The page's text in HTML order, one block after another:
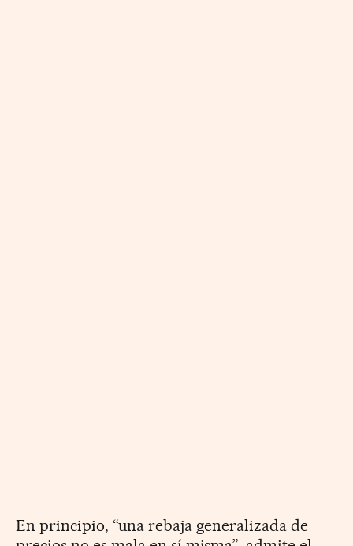
En principio, “una rebaja generalizada de